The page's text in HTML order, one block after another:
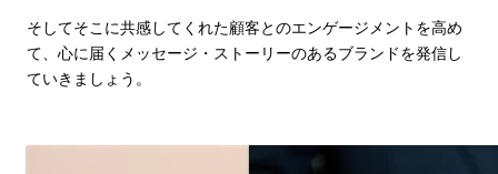
そしてそこに共感してくれた顧客とのエンゲージメントを高め
て、心に届くメッセージ・ストーリーのあるブランドを発信し
ていきましょう。